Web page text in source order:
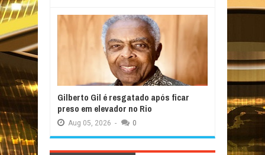
Gilberto Gil é resgatado após ficar
preso em elevador no Rio
Aug 05, 2026 - 0